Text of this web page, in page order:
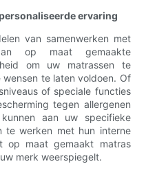
ervaring
van samenwerken met
op maat gemaakte
om uw matrassen te
wensen te laten voldoen. Of
of speciale functies
tegen allergenen
aan uw specifieke
te werken met hun interne
op maat gemaakt matras
merk weerspiegelt.